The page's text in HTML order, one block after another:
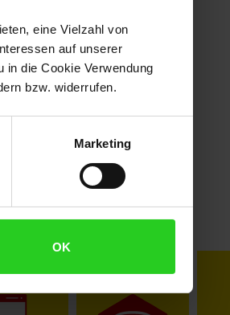
eine Vielzahl von
auf unserer
in die Cookie Verwendung
bzw. widerrufen.
Marketing
OK
Karriere